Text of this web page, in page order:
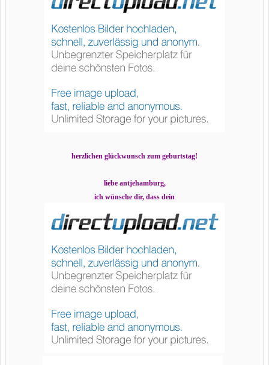
herzlichen glückwunsch zum geburtstag!
liebe antjehamburg,
ich wünsche dir, dass dein